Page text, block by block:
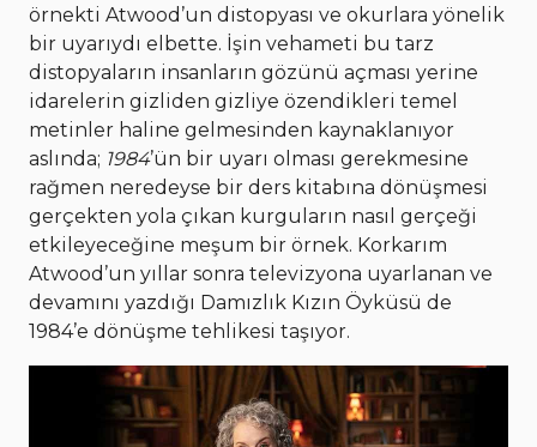
örnekti Atwood’un distopyası ve okurlara yönelik
bir uyarıydı elbette. İşin vehameti bu tarz
distopyaların insanların gözünü açması yerine
idarelerin gizliden gizliye özendikleri temel
metinler haline gelmesinden kaynaklanıyor
aslında; 1984’ün bir uyarı olması gerekmesine
rağmen neredeyse bir ders kitabına dönüşmesi
gerçekten yola çıkan kurguların nasıl gerçeği
etkileyeceğine meşum bir örnek. Korkarım
Atwood’un yıllar sonra televizyona uyarlanan ve
devamını yazdığı Damızlık Kızın Öyküsü de
1984’e dönüşme tehlikesi taşıyor.